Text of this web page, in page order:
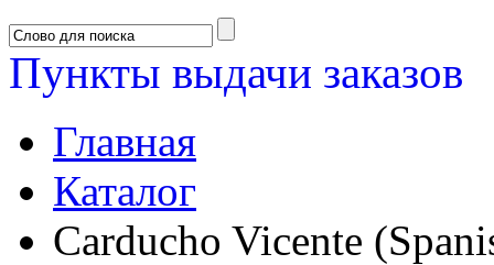
Пункты выдачи заказов
Главная
Каталог
Carducho Vicente